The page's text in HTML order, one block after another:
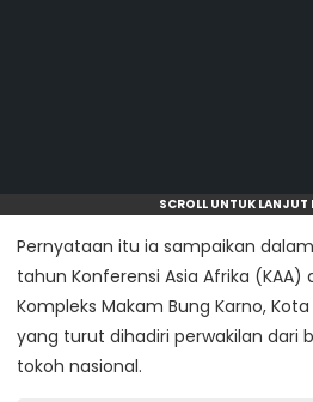
SCROLL UNTUK LANJUT
Pernyataan itu ia sampaikan
tahun Konferensi Asia Afrika (KAA)
Kompleks Makam Bung Karno,
yang turut dihadiri perwakilan dari
tokoh nasional.